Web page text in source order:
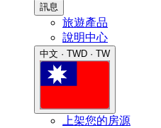
訊息
旅遊產品
說明中心
中文 · TWD · TW
上架您的房源